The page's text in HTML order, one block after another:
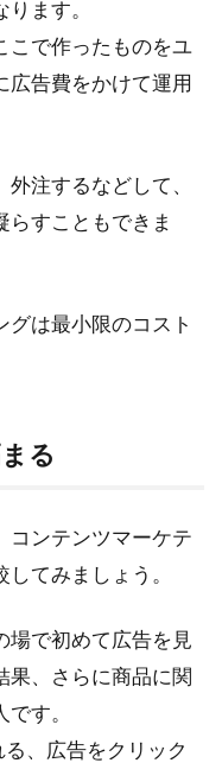
ます。
こで作ったものをユ
広告費をかけて運用
注するなどして、
らすこともできま
は最小限のコスト
る
コンテンツマーケテ
てみましょう。
場で初めて広告を見
果、さらに商品に関
す。
、広告をクリック